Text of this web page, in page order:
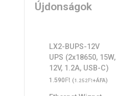
Újdonságok
LX2-BUPS-12V
UPS (2x18650, 15W,
12V, 1.2A, USB-C)
1.590Ft (1.252Ft+ÁFA)